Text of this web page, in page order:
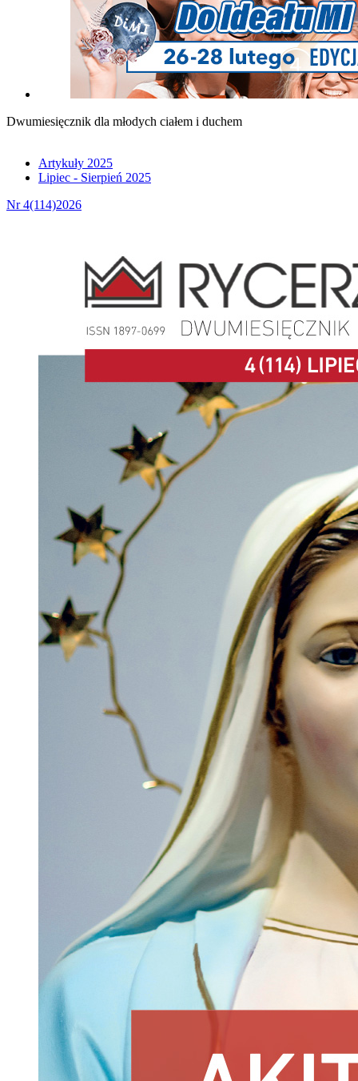
Dwumiesięcznik dla młodych ciałem i duchem
Artykuły 2025
Lipiec - Sierpień 2025
Nr 4(114)2026